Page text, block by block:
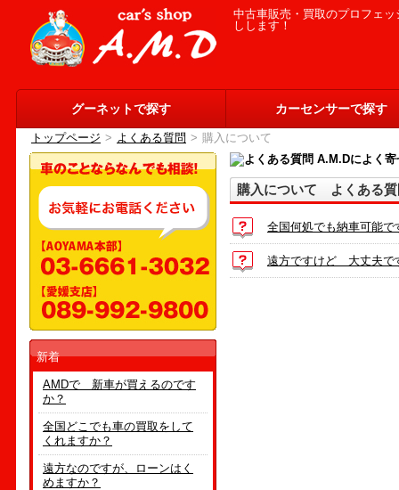
中古車販売・買取のプロフェ
しします！
グーネットで探す カーセンサーで探す
トップページ > よくある質問 > 購入について
新着
AMDで 新車が買えるのです
か？
全国どこでも車の買取をして
くれますか？
遠方なのですが、ローンはく
めますか？
購入について よくある質
全国何処でも納車可能で
遠方ですけど 大丈夫で